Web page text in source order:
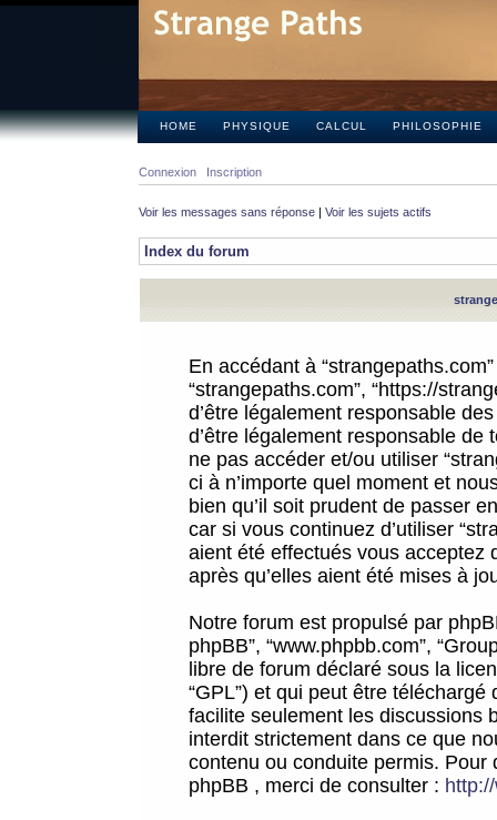
HOME PHYSIQUE CALCUL PHILOSOPHIE
Connexion Inscription
Voir les messages sans réponse | Voir les sujets actifs
Index du forum
En accédant à
“strangepaths.com”, “https://
d’être légalement responsable
d’être légalement responsable
ne pas accéder et/ou utiliser
ci à n’importe quel moment et
bien qu’il soit prudent de passer
car si vous continuez d’utiliser
aient été effectués vous acceptez
après qu’elles aient été mises à
Notre forum est propulsé par
phpBB”, “www.phpbb.com”,
libre de forum déclaré sous la
“GPL”) et qui peut être téléchargé
facilite seulement les discussions
interdit strictement dans ce que
contenu ou conduite permis.
phpBB , merci de consulter :